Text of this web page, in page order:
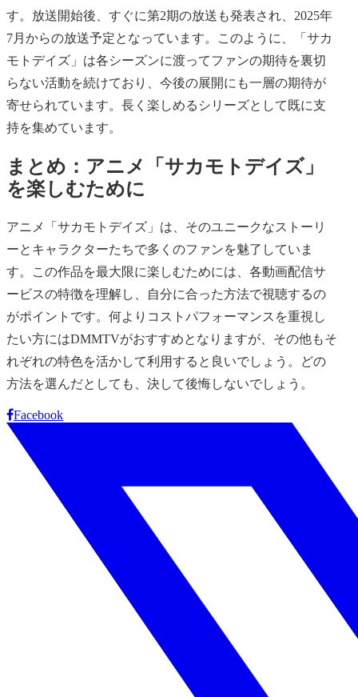
す。放送開始後、すぐに第2期の放送も発表され、2025年
7月からの放送予定となっています。このように、「サカ
モトデイズ」は各シーズンに渡ってファンの期待を裏切
らない活動を続けており、今後の展開にも一層の期待が
寄せられています。長く楽しめるシリーズとして既に支
持を集めています。
まとめ：アニメ「サカモトデイズ」
を楽しむために
アニメ「サカモトデイズ」は、そのユニークなストーリ
ーとキャラクターたちで多くのファンを魅了していま
す。この作品を最大限に楽しむためには、各動画配信サ
ービスの特徴を理解し、自分に合った方法で視聴するの
がポイントです。何よりコストパフォーマンスを重視し
たい方にはDMMTVがおすすめとなりますが、その他もそ
れぞれの特色を活かして利用すると良いでしょう。どの
方法を選んだとしても、決して後悔しないでしょう。
Facebook